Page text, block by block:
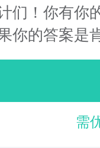
们！你有你
你的答案是
需